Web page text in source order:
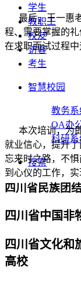
学生
教职工
校友
访客
考生
智慧校园
教务系
OA办
科研系
搜索
四川省民族团
四川省中国非
四川省文化和
高校
最后，王一惠老
程、需要掌握的
在求职面试过程中
本次培训，为即
就业信心，提升
忘来时之路，不
到心仪的工作，实